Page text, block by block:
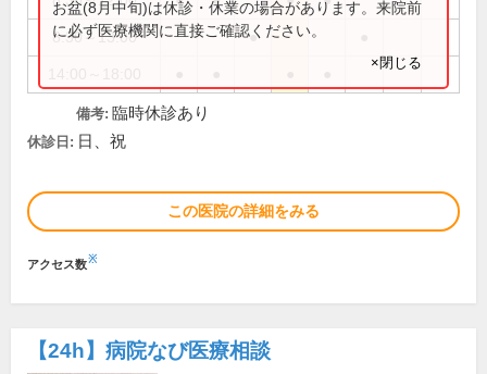
8:30～13:00 ●
お盆(8月中旬)は休診・休業の場合があります。来院前
に必ず医療機関に直接ご確認ください。
×閉じる
備考: 臨時休診あり
休診日: 日、祝
この医院の詳細をみる
アクセス数※
【24h】 病院なび医療相談